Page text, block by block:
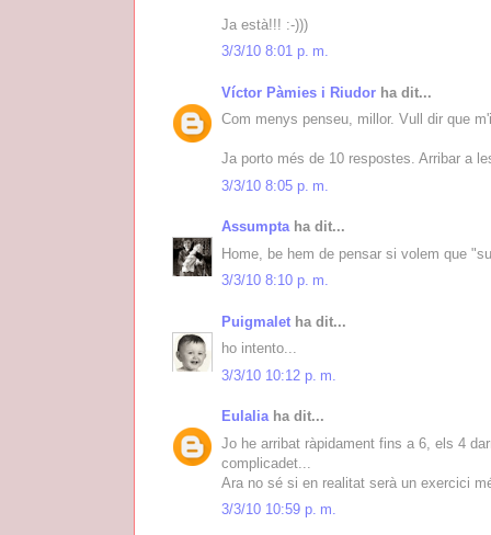
Ja està!!! :-)))
3/3/10 8:01 p. m.
Víctor Pàmies i Riudor ha dit...
Com menys penseu, millor. Vull dir que
Ja porto més de 10 respostes. Arribar a
3/3/10 8:05 p. m.
Assumptaha dit...
Home, be hem de pensar si volem que
3/3/10 8:10 p. m.
Puigmalet ha dit...
ho intento...
3/3/10 10:12 p. m.
Eulaliaha dit...
Jo he arribat ràpidament fins a 6, els 4
complicadet...
Ara no sé si en realitat serà un exercici
3/3/10 10:59 p. m.